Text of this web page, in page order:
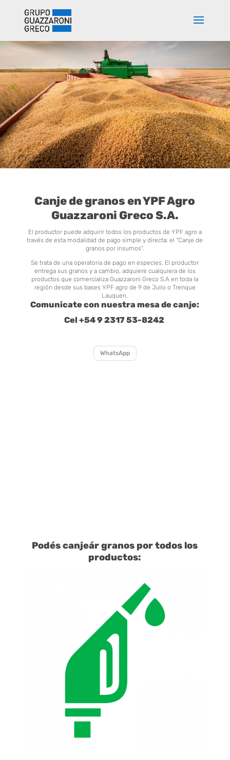
Canje de granos en YPF Agro
Guazzaroni Greco S.A.
El productor puede adquirir todos los productos de YPF agro a
través de esta modalidad de pago simple y directa: el “Canje de
granos por insumos”.
Se trata de una operatoria de pago en especies. El productor
entrega sus granos y a cambio, adquiere cualquiera de los
productos que comercializa Guazzaroni Greco S.A en toda la
región desde sus bases YPF agro de 9 de Julio o Trenque
Lauquen.
Comunicate con nuestra mesa de canje:
Cel +54 9 2317 53-8242
WhatsApp
Podés canjeár granos por todos los
productos: